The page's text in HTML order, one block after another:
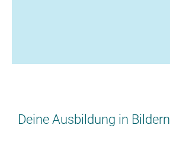
Deine Ausbildung in Bildern